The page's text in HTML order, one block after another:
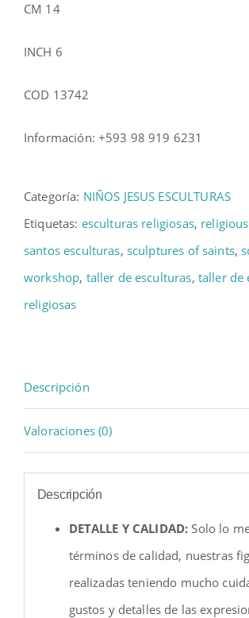
CM 14
INCH 6
COD 13742
Información: +593 98 919 6231
Categoría: NIÑOS JESUS ESCULTURAS
Etiquetas: esculturas religiosas,
santos esculturas, sculptures of saints,
workshop, taller de esculturas, taller de
religiosas
Descripción
Valoraciones (0)
Descripción
DETALLE Y CALIDAD: Solo lo
términos de calidad, nuestras
realizadas teniendo mucho
gustos y detalles de las